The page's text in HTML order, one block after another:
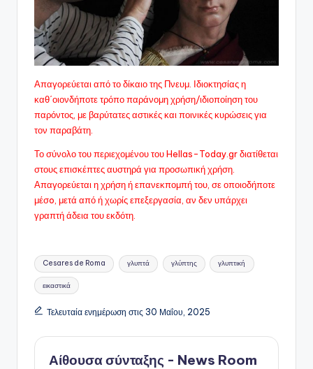
Απαγορεύεται από το δίκαιο της Πνευμ. Ιδιοκτησίας η
καθ΄οιονδήποτε τρόπο παράνομη χρήση/ιδιοποίηση του
παρόντος, με βαρύτατες αστικές και ποινικές κυρώσεις για
τον παραβάτη.
Το σύνολο του περιεχομένου του Hellas-Today.gr διατίθεται
στους επισκέπτες αυστηρά για προσωπική χρήση.
Απαγορεύεται η χρήση ή επανεκπομπή του, σε οποιοδήποτε
μέσo, μετά από ή χωρίς επεξεργασία, αν δεν υπάρχει
γραπτή άδεια του εκδότη.
Ετικέτες:
Cesares de Roma γλυπτά γλύπτης γλυπτική
εικαστικά
Τελευταία ενημέρωση στις 30 Μαΐου, 2025
Αίθουσα σύνταξης - News Room